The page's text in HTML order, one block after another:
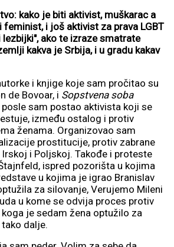
kako je biti aktivist, muškarac a
i još aktivist za prava LGBT
lezbijki", ako te izraze smatrate
kakva je Srbija, i u gradu kakav
i knjige koje sam pročitao su
de Bovoar, i Sopstvena soba
sam postao aktivista koji se
između ostalog i protiv
ženama. Organizovao sam
prostitucije, protiv zabrane
Irskoj i Poljskoj. Takođe i proteste
ispred pozorišta u kojima
u kojima je igrao Branislav
za silovanje, Verujemo Mileni
u kome se odvija proces protiv
je sedam žena optužilo za
dalje.